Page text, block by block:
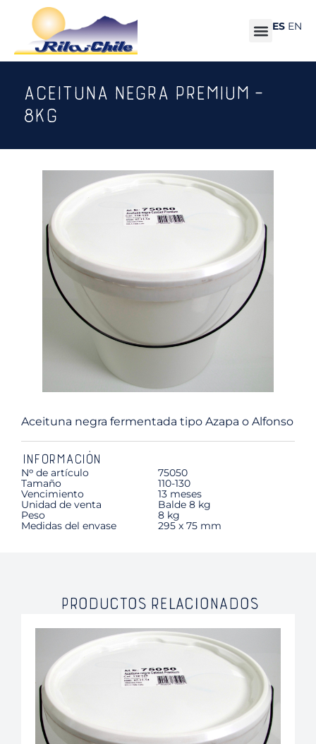
ES EN
ACEITUNA NEGRA PREMIUM –
8KG
Aceituna negra fermentada tipo Azapa o Alfonso
INFORMACIÓN
Nᵒ de artículo
75050
Tamaño
110-130
Vencimiento
13 meses
Unidad de venta
Balde 8 kg
Peso
8 kg
Medidas del envase
295 x 75 mm
PRODUCTOS RELACIONADOS